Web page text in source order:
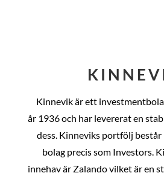
Kinnevik är ett
år 1936 och har levererat en
dess. Kinneviks portfölj består
bolag precis som Investors.
innehav är Zalando vilket är en